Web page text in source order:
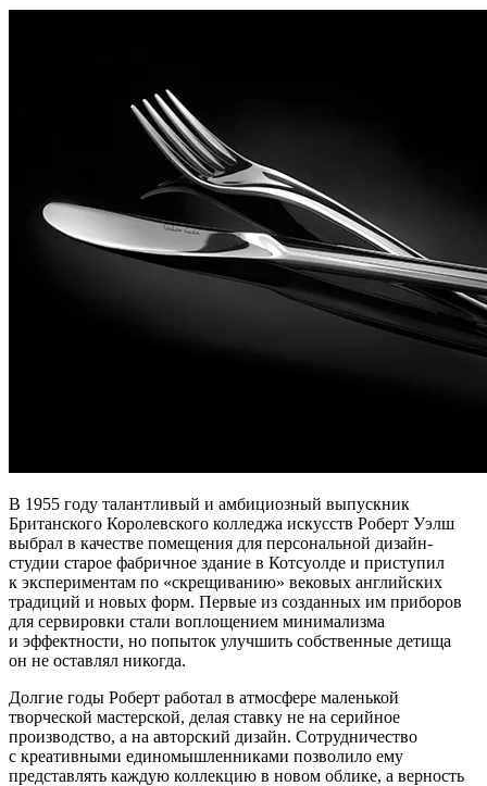
В 1955 году талантливый и амбициозный выпускник
Британского Королевского колледжа искусств Роберт Уэлш
выбрал в качестве помещения для персональной дизайн-
студии старое фабричное здание в Котсуолде и приступил
к экспериментам по «скрещиванию» вековых английских
традиций и новых форм. Первые из созданных им приборов
для сервировки стали воплощением минимализма
и эффектности, но попыток улучшить собственные детища
он не оставлял никогда.
Долгие годы Роберт работал в атмосфере маленькой
творческой мастерской, делая ставку не на серийное
производство, а на авторский дизайн. Сотрудничество
с креативными единомышленниками позволило ему
представлять каждую коллекцию в новом облике, а верность